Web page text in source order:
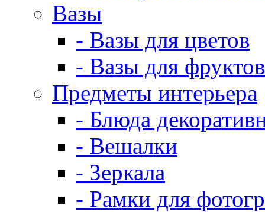
Вазы
- Вазы для цветов
- Вазы для фруктов
Предметы интерьера
- Блюда
- Вешалки
- Зеркала
- Рамки для